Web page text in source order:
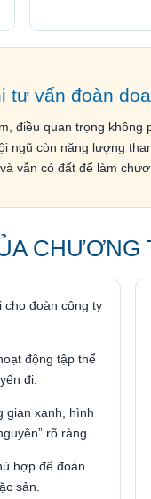
tư vấn đoàn
điều quan trọng
ngũ còn năng lượng
vẫn có đất để làm
CHƯƠNG
cho đoàn công ty
động tập thể
đi.
gian xanh, hình
rõ ràng.
hợp để đoàn
sản.